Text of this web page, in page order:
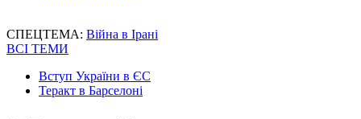
СПЕЦТЕМА: Війна в Ірані
ВСІ ТЕМИ
Вступ України в ЄС
Теракт в Барселоні